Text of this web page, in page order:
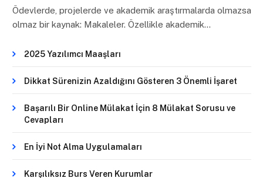
Ödevlerde, projelerde ve akademik araştırmalarda olmazsa
olmaz bir kaynak: Makaleler. Özellikle akademik…
2025 Yazılımcı Maaşları
Dikkat Sürenizin Azaldığını Gösteren 3 Önemli İşaret
Başarılı Bir Online Mülakat İçin 8 Mülakat Sorusu ve
Cevapları
En İyi Not Alma Uygulamaları
Karşılıksız Burs Veren Kurumlar